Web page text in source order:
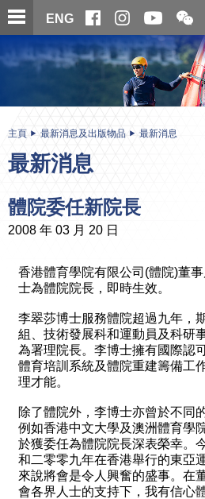
跳
至
內
ENG
開
合
微
信
二
維
碼
内
主頁 最新消息及出版物品 最新消息
最新消息
體院委任新院長
2008 年 03 月 20 日
香港體育學院有限公司(體院)董
士為體院院長，即時生效。
李翠莎博士服務體院超過九年，
組、技術發展科和運動員及科研
為署理院長。李博士擁有國際認
體育培訓系統及體院重建籌備工
理才能。
除了體院外，李博士亦曾於不同
例如香港中文大學及澳洲體育學
於獲委任為體院院長深表榮幸。
和二零零九年在香港舉行的東亞
來說將會是令人興奮的盛事。在
會各界人士的支持下，我有信心